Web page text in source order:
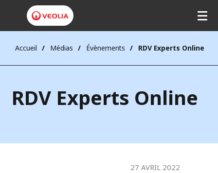
Accueil Médias Évènements RDV Experts Online
RDV Experts Online
27 AVRIL 2022